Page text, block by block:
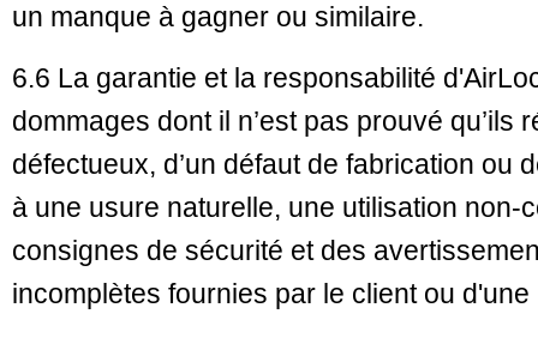
un manque à gagner ou similaire.
6.6 La garantie et la responsabilité
dommages dont il n’est pas prouvé qu’ils
défectueux, d’un défaut de fabrication ou
à une usure naturelle, une utilisation
consignes de sécurité et des
incomplètes fournies par le client ou